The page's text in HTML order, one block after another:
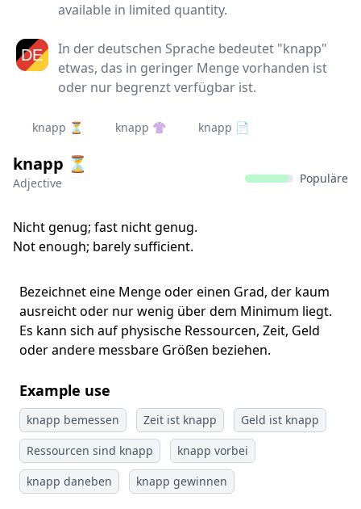
available in limited quantity.
In der deutschen Sprache bedeutet "knapp"
etwas, das in geringer Menge vorhanden ist
oder nur begrenzt verfügbar ist.
knapp ⏳ knapp 👚 knapp 📄
knapp ⏳
Adjective Populäre
Nicht genug; fast nicht genug.
Not enough; barely sufficient.
Bezeichnet eine Menge oder einen Grad, der kaum
ausreicht oder nur wenig über dem Minimum liegt.
Es kann sich auf physische Ressourcen, Zeit, Geld
oder andere messbare Größen beziehen.
Example use
knapp bemessen Zeit ist knapp
Geld ist knapp
Ressourcen sind knapp
knapp vorbei
knapp daneben
knapp gewinnen